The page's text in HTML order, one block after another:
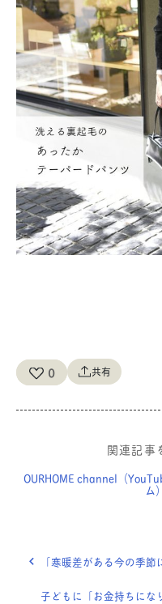
0 共有
関連記事
OURHOME channel（
ム）
「寒暖差がある今の季節に、